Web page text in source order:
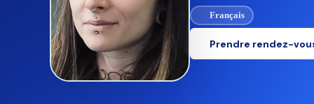
Français
Prendre rendez-